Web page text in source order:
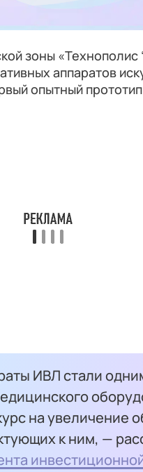
зоны «Технополис
аппаратов
опытный
ИВЛ стали
на увеличение
к ним, —